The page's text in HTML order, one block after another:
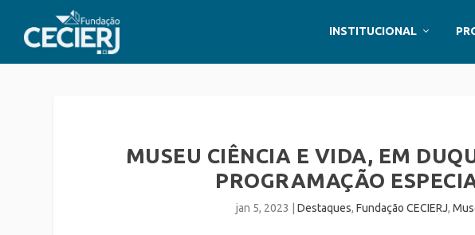
INSTITUCIONAL
MUSEU CIÊNCIA E VIDA, EM
PROGRAMAÇÃO
jan 5, 2023 |Destaques,Fundação CECIERJ,